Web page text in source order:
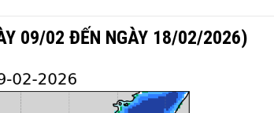
09/02 ĐẾN NGÀY 18/02/2026)